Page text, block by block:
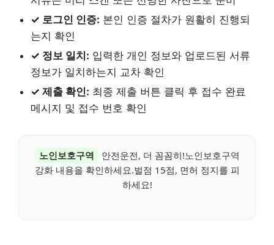
✓ 로그인 인증: 본인 인증 절차가 원활히 진행되
는지 확인
✓ 정보 일치: 입력한 개인 정보와 업로드된 서류
정보가 일치하는지 교차 확인
✓ 제출 확인: 최종 제출 버튼 클릭 후 접수 완료
메시지 및 접수 번호 확인
노인보호구역
안전운전, 더 꼼꼼히!노인보호구역
강화 내용을 확인하세요.벌점 15점, 면허 정지를 피
하세요!